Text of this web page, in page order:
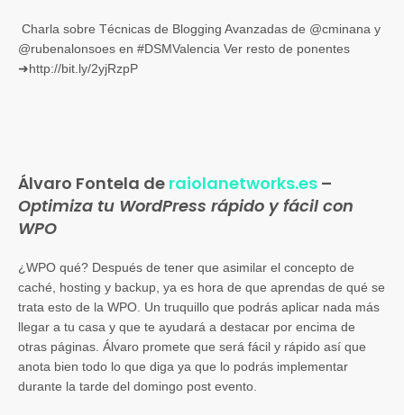
Charla sobre Técnicas de Blogging Avanzadas de @cminana y
@rubenalonsoes en #DSMValencia Ver resto de ponentes
➜http://bit.ly/2yjRzpP
Álvaro Fontela de raiolanetworks.es –
Optimiza tu WordPress rápido y fácil con
WPO
¿WPO qué? Después de tener que asimilar el concepto de
caché, hosting y backup, ya es hora de que aprendas de qué se
trata esto de la WPO. Un truquillo que podrás aplicar nada más
llegar a tu casa y que te ayudará a destacar por encima de
otras páginas. Álvaro promete que será fácil y rápido así que
anota bien todo lo que diga ya que lo podrás implementar
durante la tarde del domingo post evento.